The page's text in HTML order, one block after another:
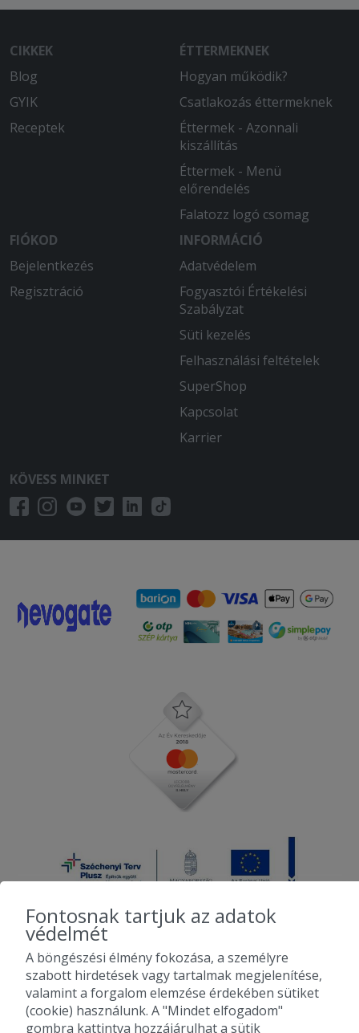
CIKKEK
Blog
GYIK
Receptek
ÉTTERMEKNEK
Hogyan működik?
Csatlakozás éttermeknek
Éttermek - Azonnali
kiszállítás
Éttermek - Menü
előrendelés
Falatozz logó csomag
FIÓKOD
Bejelentkezés
Regisztráció
INFORMÁCIÓ
Adatvédelem
Fogyasztói Értékelési
Szabályzat
Süti kezelés
Felhasználási feltételek
SuperShop
Kapcsolat
Karrier
KÖVESS MINKET
2010-2026 Copyright - Falatozz.hu - Diston-line Kft.
Pizza, gyros, hamburger, menük kedvező áron, egy helyen az összes
étterem ajánlata.
Fontosnak tartjuk az adatok
védelmét
A böngészési élmény fokozása, a személyre
szabott hirdetések vagy tartalmak megjelenítése,
valamint a forgalom elemzése érdekében sütiket
(cookie) használunk. A "Mindet elfogadom"
gombra kattintva hozzájárulhat a sütik